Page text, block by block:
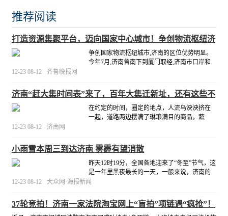
推荐阅读
打造资源集聚平台，迈向国家中心城市！争创物流枢纽济
南胜算几何
争创国家物流枢纽城市,济南的区位优势明显。
今年7月,济南曾南下到厦门取经,济南市口岸和
习。还能拉动就业,成为国家物流枢纽后会吸引
更多企业落户,布局更大的物流园区,在拉动消费
的[详细]
12-23 08-12 齐鲁晚报网
济南“赶大集时间表”来了，百年大集迁新址，还有这些不
容错过！
在约定的时间，圈定的地点，人流乌泱泱挤在
一起，道路两边摆满了琳琅满目的商品，蔬
没有你买不到。[详细]
12-23 08-12 济南网
小雨雪本周三到达济南 雾霾有望消散
昨天12时19分，全国各地迎来了“冬至”节气，这
是一年里黑夜最长的一天，一般来说，济南的
气温将在冬至之后继续下跌。大众网·海报新闻
有下降，由于目前天气静稳，雾和霾仍将存
在，25日济南或将迎来小雨雪天气，最高气温
12-23 08-12 大众网·海报新闻
37轮竞拍！济南一家法院淘宝网上“盲拍”项链遇“疯抢”！